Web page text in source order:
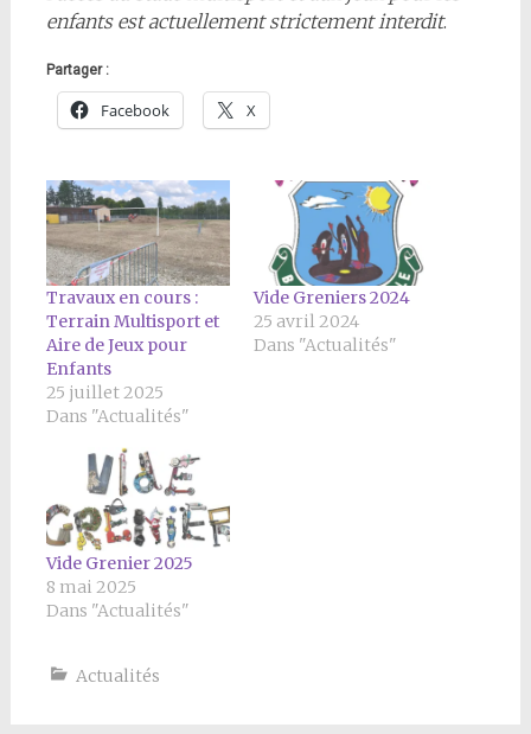
enfants est actuellement strictement interdit.
Partager :
Facebook X
Travaux en cours :
Terrain Multisport et
Aire de Jeux pour
Enfants
25 juillet 2025
Dans "Actualités"
Vide Greniers 2024
25 avril 2024
Dans "Actualités"
Vide Grenier 2025
8 mai 2025
Dans "Actualités"
Actualités